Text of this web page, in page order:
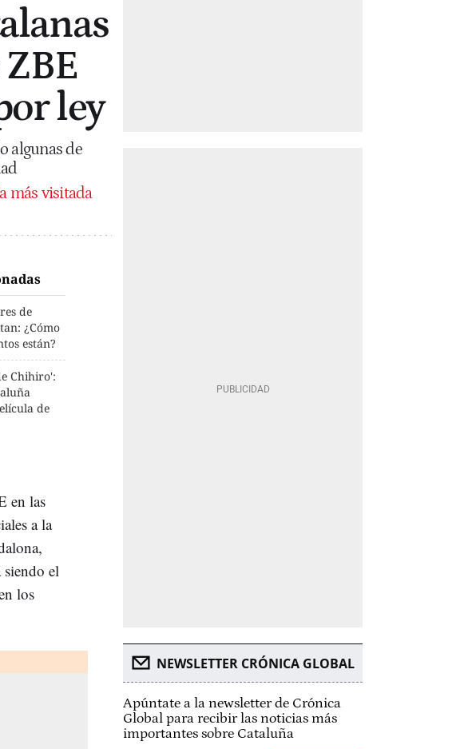
ley
algunas de
más visitada
de
¿Cómo
están?
Chihiro':
de
en las
a la
el
los
NEWSLETTER CRÓNICA GLOBAL
Apúntate a la newsletter de Crónica
Global para recibir las noticias más
importantes sobre Cataluña